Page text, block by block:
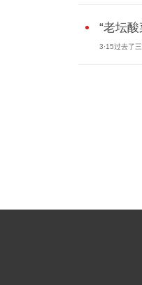
“老坛
3·15过去了